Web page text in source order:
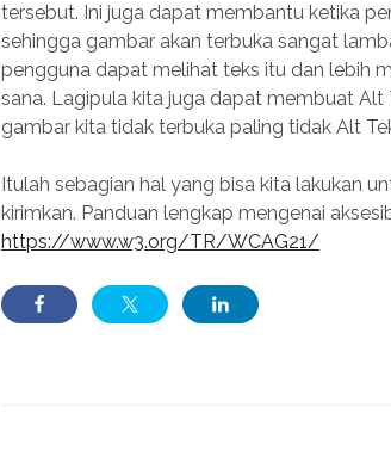
tersebut. Ini juga dapat membantu ketika
sehingga gambar akan terbuka sangat
pengguna dapat melihat teks itu dan lebih
sana. Lagipula kita juga dapat membuat Alt
gambar kita tidak terbuka paling tidak Alt
Itulah sebagian hal yang bisa kita lakukan
kirimkan. Panduan lengkap mengenai
https://www.w3.org/TR/WCAG21/